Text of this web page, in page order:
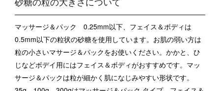
マッサージ＆パック 0.25mm以下、フェイス＆ボディは
0.5mm以下の粒状の砂糖を使用しています。 お肌の弱い方は
粒の小さいマサージ＆パックをお使いください。 かかと、ひ
じなどボデイ用にはフェイス＆ボディがおすすめです。 マッ
サージ＆パックは粒が細かく肌になじみやすい形状です。